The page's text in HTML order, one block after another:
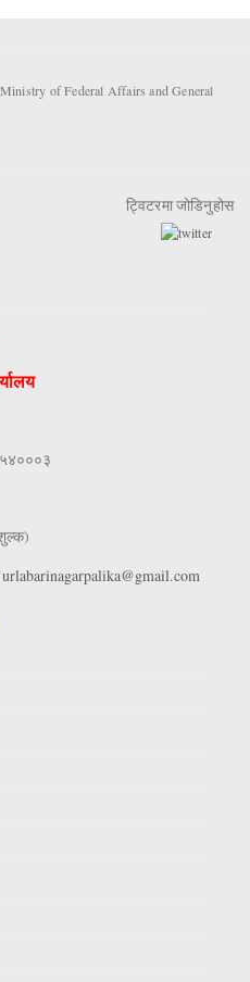
of Federal Affairs and General
ट्विटरमा जोडिनुहोस
urlabarinagarpalika@gmail.com